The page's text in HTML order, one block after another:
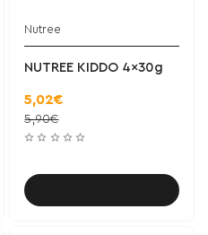
Nutree
NUTREE KIDDO 4x30g
5,02€
5,90€